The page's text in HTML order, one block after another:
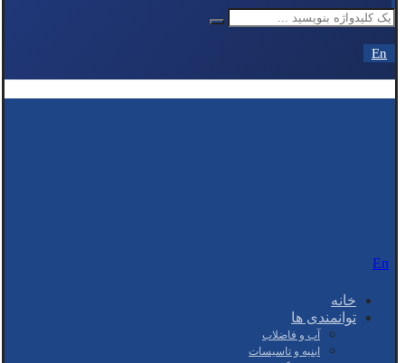
En
En
خانه
توانمندی ها
آب و فاضلاب
ابنیه و تاسیسات